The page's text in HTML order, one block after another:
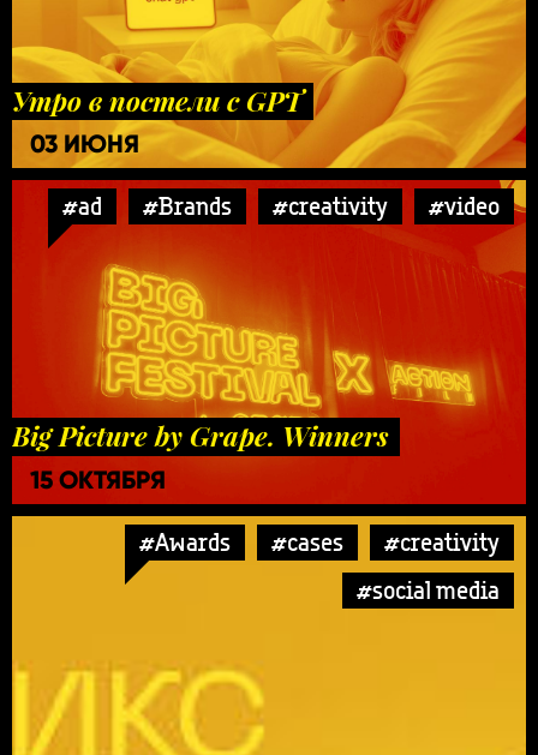
Утро в постели с GPT
03 ИЮНЯ
#ad #Brands #creativity #video
Big Picture by Grape. Winners
15 ОКТЯБРЯ
#Awards #cases
#creativity
#social media